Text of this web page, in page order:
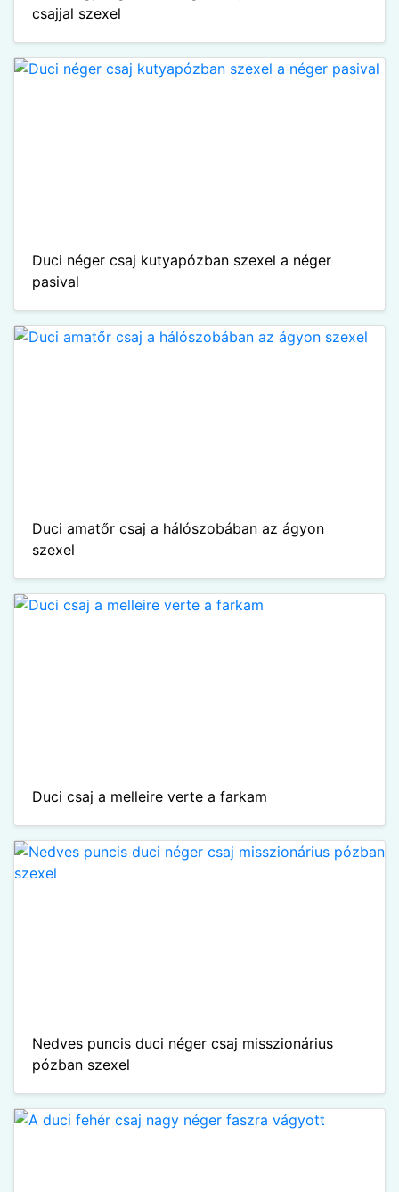
csajjal szexel
Duci néger csaj kutyapózban szexel a néger
pasival
Duci amatőr csaj a hálószobában az ágyon
szexel
Duci csaj a melleire verte a farkam
Nedves puncis duci néger csaj misszionárius
pózban szexel